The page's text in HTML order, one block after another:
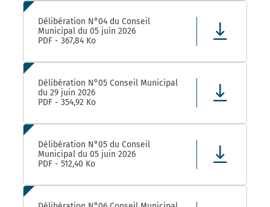
Délibération N°04 du Conseil
Municipal du 05 juin 2026
PDF - 367,84 Ko
Délibération N°05 Conseil Municipal
du 29 juin 2026
PDF - 354,92 Ko
Délibération N°05 du Conseil
Municipal du 05 juin 2026
PDF - 512,40 Ko